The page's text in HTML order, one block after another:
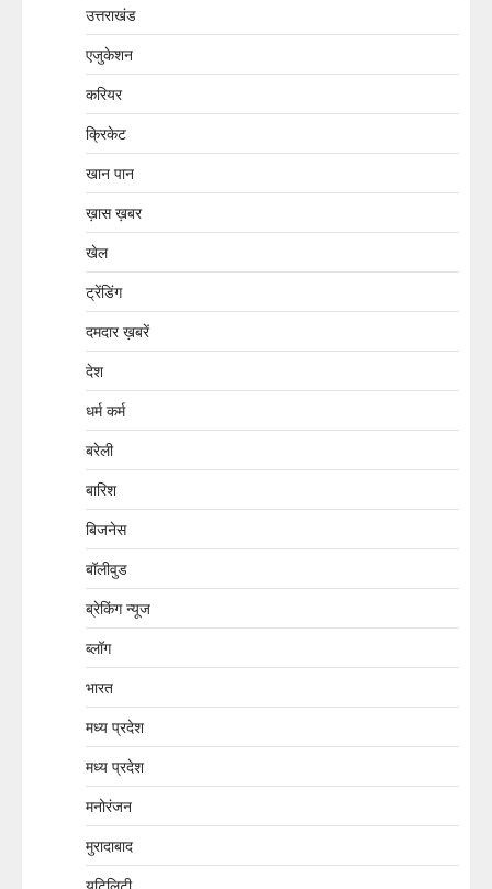
उत्तराखंड
एजुकेशन
करियर
क्रिकेट
खान पान
ख़ास ख़बर
खेल
ट्रेंडिंग
दमदार ख़बरें
देश
धर्म कर्म
बरेली
बारिश
बिजनेस
बॉलीवुड
ब्रेकिंग न्यूज
ब्लॉग
भारत
मध्य प्रदेश
मध्य प्रदेश
मनोरंजन
मुरादाबाद
यूटिलिटी